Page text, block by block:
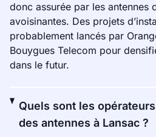
donc assurée par les antennes
avoisinantes. Des projets
probablement lancés par
Bouygues Telecom pour
dans le futur.
Quels sont les
des antennes à Lansac ?